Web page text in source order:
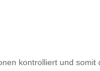
kontrolliert und somit